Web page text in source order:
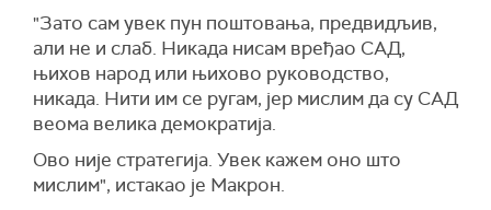
"Зато сам увек пун поштовања, предвидљив,
али не и слаб. Никада нисам вређао САД,
њихов народ или њихово руководство,
никада. Нити им се ругам, јер мислим да су САД
веома велика демократија.
Ово није стратегија. Увек кажем оно што
мислим", истакао је Макрон.